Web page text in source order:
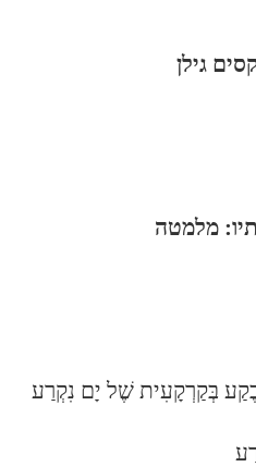
גילן
מלמטה
בְּקַרְקָעִית שֶׁל יָם נִקְרַע